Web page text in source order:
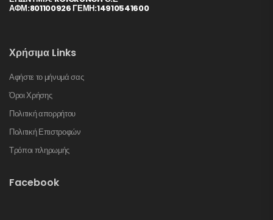
ΑΦΜ:801100926 ΓΕΜΗ:14910541600
Χρήσιμα Links
Αφήστε το μήνυμά σας
Όροι Χρήσης
Πολιτική απορρήτου
Πολιτική Επιστροφών
Τρόποι πληρωμής
Facebook